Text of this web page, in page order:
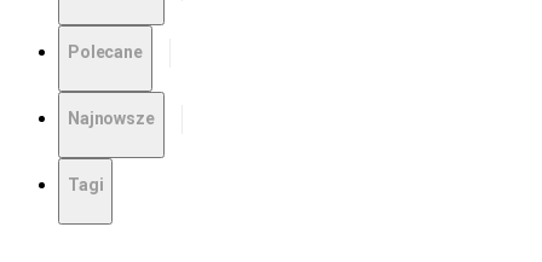
Polecane
Najnowsze
Tagi